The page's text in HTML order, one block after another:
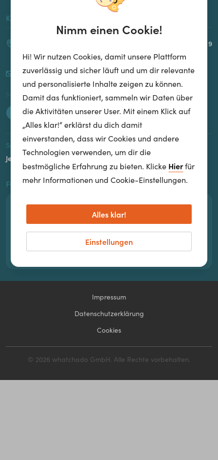
Kontakt
Spaces Icon | Gertrude-Fröhlich-Sandner Straße 2-4, Turm 9
1100 Wien
hi@whatchado.com
Besuche uns auch hier:
Sag uns, was du denkst – wir verkraften das!
Jetzt Feedback geben!
Für Arbeitgeber
whatchado für Arbeitgeber
Lass dich von deiner Zielgruppe entdecken!
Jetzt mehr erfahren!
Impressum
Datenschutzerklärung
Cookies
© 2026 whatchado GmbH. Alle Rechte vorbehalten.
Nimm einen Cookie!
Hi! Wir nutzen Cookies, damit unsere Plattform
zuverlässig und sicher läuft und um dir relevante
und personalisierte Inhalte zeigen zu können.
Damit das funktioniert, sammeln wir Daten über
die Aktivitäten unserer User. Mit einem Klick auf
„Alles klar!“ erklärst du dich damit
einverstanden, dass wir Cookies und andere
Technologien verwenden, um dir die
bestmögliche Erfahrung zu bieten. Klicke Hierfür
mehr Informationen und Cookie-Einstellungen.
Einstellungen
Alles klar!